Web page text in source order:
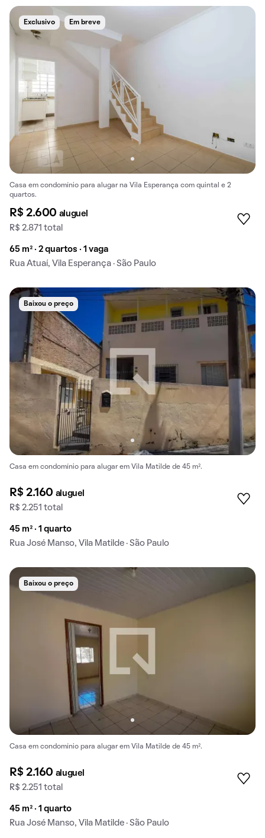
Exclusivo Em breve
Casa em condomínio para alugar na Vila Esperança com quintal e 2
quartos.
R$ 2.600 aluguel
R$ 2.871 total
65 m² · 2 quartos · 1 vaga
Rua Atuaí, Vila Esperança · São Paulo
Baixou o preço
Casa em condomínio para alugar em Vila Matilde de 45 m².
R$ 2.160 aluguel
R$ 2.251 total
45 m² · 1 quarto
Rua José Manso, Vila Matilde · São Paulo
Baixou o preço
Casa em condomínio para alugar em Vila Matilde de 45 m².
R$ 2.160 aluguel
R$ 2.251 total
45 m² · 1 quarto
Rua José Manso, Vila Matilde · São Paulo